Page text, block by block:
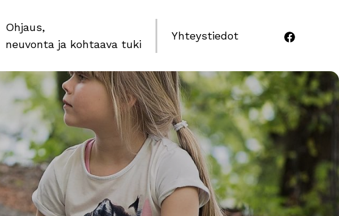
Ohjaus,
neuvonta ja kohtaava tuki
Yhteystiedot